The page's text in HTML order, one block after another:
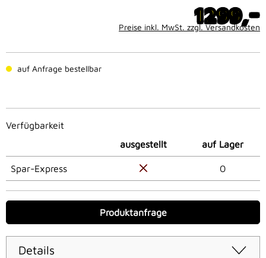
1299,-
Preise inkl. MwSt. zzgl. Versandkosten
auf Anfrage bestellbar
Verfügbarkeit
ausgestellt
auf Lager
Spar-Express 0
Produktanfrage
Details